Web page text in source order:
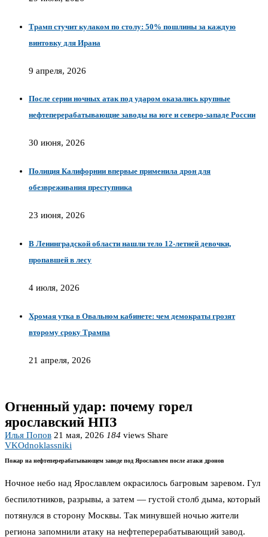
Трамп стучит кулаком по столу: 50% пошлины за каждую
винтовку для Ирана
9 апреля, 2026
После серии ночных атак под ударом оказались крупные
нефтеперерабатывающие заводы на юге и северо-западе России
30 июня, 2026
Полиция Калифорнии впервые применила дрон для
обезвреживания преступника
23 июня, 2026
В Ленинградской области нашли тело 12-летней девочки,
пропавшей в лесу
4 июля, 2026
Хромая утка в Овальном кабинете: чем демократы грозят
второму сроку Трампа
21 апреля, 2026
Огненный удар: почему горел
ярославский НПЗ
Илья Попов 21 мая, 2026 184 views Share
VKOdnoklassniki
Пожар на нефтеперерабатывающем заводе под Ярославлем после атаки дронов
Ночное небо над Ярославлем окрасилось багровым заревом. Гул
беспилотников, разрывы, а затем — густой столб дыма, который
потянулся в сторону Москвы. Так минувшей ночью жители
региона запомнили атаку на нефтеперерабатывающий завод.